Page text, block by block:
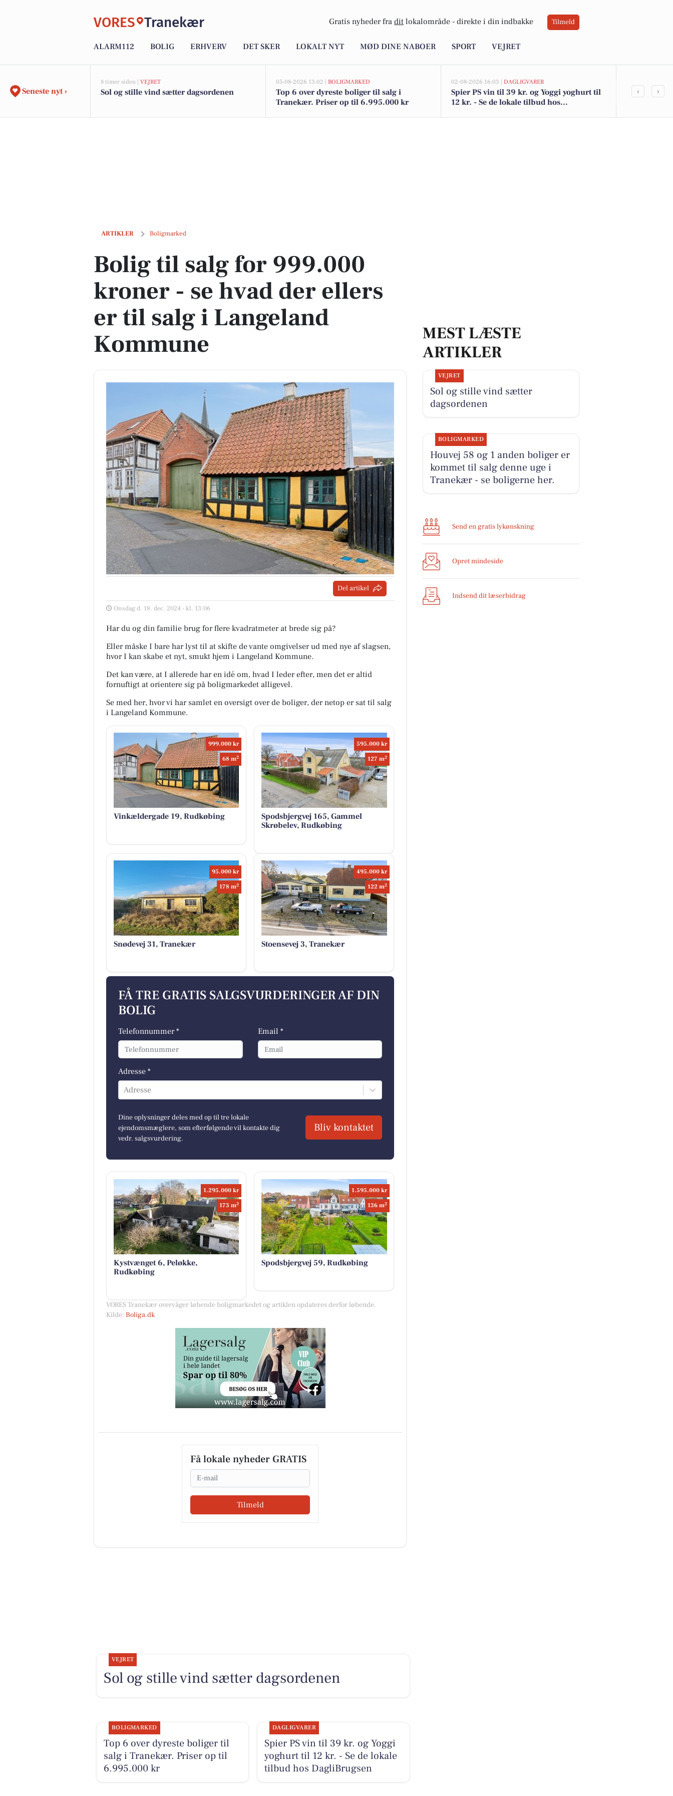
VORES Tranekær Gratis nyheder fra dit lokalområde - direkte i din indbakke Tilmeld
ALARM112 BOLIG ERHVERV DET SKER LOKALT NYT MØD DINE NABOER SPORT VEJRET
Seneste nyt ›
8 timer siden | VEJRET
Sol og stille vind sætter dagsordenen
05-08-2026 13:02 | BOLIGMARKED
Top 6 over dyreste boliger til salg i
Tranekær. Priser op til 6.995.000 kr
02-08-2026 16:03 | DAGLIGVARER
Spier PS vin til 39 kr. og Yoggi yoghurt til
12 kr. - Se de lokale tilbud hos
Nørreled
‹ ›
ARTIKLER Boligmarked
Bolig til salg for 999.000 kroner - se hvad der ellers er til salg i Langeland Kommune
Bolig til salg for 999.000
kroner - se hvad der ellers
er til salg i Langeland
Kommune
Del artikel
Onsdag d. 18. dec. 2024 - kl. 13:06
Har du og din familie brug for flere kvadratmeter at brede sig på?
Eller måske I bare har lyst til at skifte de vante omgivelser ud med nye af slagsen,
hvor I kan skabe et nyt, smukt hjem i Langeland Kommune.
Det kan være, at I allerede har en idé om, hvad I leder efter, men det er altid
fornuftigt at orientere sig på boligmarkedet alligevel.
Se med her, hvor vi har samlet en oversigt over de boliger, der netop er sat til salg
i Langeland Kommune.
999.000 kr
68 m2
Vinkældergade 19, Rudkøbing
595.000 kr
127 m2
Spodsbjergvej 165, Gammel
Skrøbelev, Rudkøbing
95.000 kr
178 m2
Snødevej 31, Tranekær
495.000 kr
122 m2
Stoensevej 3, Tranekær
FÅ TRE GRATIS SALGSVURDERINGER AF DIN
BOLIG
Telefonnummer * Email *
Adresse *
Adresse
Dine oplysninger deles med op til tre lokale
ejendomsmæglere, som efterfølgende vil kontakte dig
vedr. salgsvurdering.
Bliv kontaktet
1.295.000 kr
173 m2
Kystvænget 6, Peløkke,
Rudkøbing
1.595.000 kr
136 m2
Spodsbjergvej 59, Rudkøbing
VORES Tranekær overvåger løbende boligmarkedet og artiklen opdateres derfor løbende.
Kilde: Boliga.dk
Få lokale nyheder GRATIS
Email
Tilmeld
MEST LÆSTE
ARTIKLER
VEJRET
Sol og stille vind sætter
dagsordenen
BOLIGMARKED
Houvej 58 og 1 anden boliger er
kommet til salg denne uge i
Tranekær - se boligerne her.
Send en gratis lykønskning
Opret mindeside
Indsend dit læserbidrag
VEJRET
Sol og stille vind sætter dagsordenen
BOLIGMARKED
Top 6 over dyreste boliger til
salg i Tranekær. Priser op til
6.995.000 kr
DAGLIGVARER
Spier PS vin til 39 kr. og Yoggi
yoghurt til 12 kr. - Se de lokale
tilbud hos DagliBrugsen